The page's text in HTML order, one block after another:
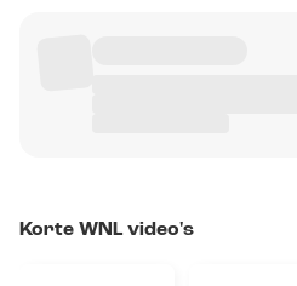
Korte WNL video's